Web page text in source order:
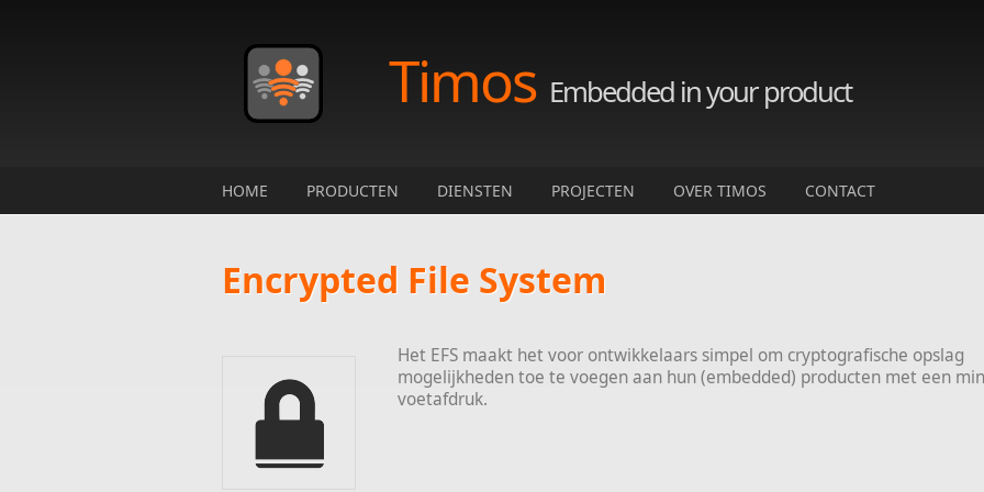
Timos Embedded in your product
HOME PRODUCTEN DIENSTEN PROJECTEN OVER TIMOS CONTACT
Encrypted File System
Het EFS maakt het voor ontwikkelaars simpel om cryptografische opslag
mogelijkheden toe te voegen aan hun (embedded) producten met een
voetafdruk.